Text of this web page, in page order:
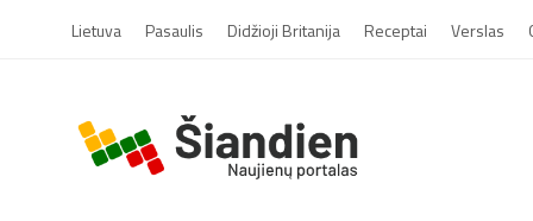
Lietuva Pasaulis Didžioji Britanija Receptai Verslas
S